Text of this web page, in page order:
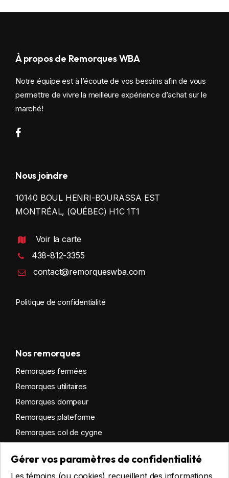
Gérer vos paramètres de confidentialité
Les témoins (ou cookies) recueillent des informations
À propos de Remorques WBA
Notre équipe est à l’écoute de vos besoins afin de vous
permettre de vivre la meilleure expérience d’achat sur le
marché!
Nous joindre
10140 BOUL HENRI-BOURASSA EST
MONTRÉAL, (QUÉBEC) H1C 1T1
Voir la carte
438-812-3355
contact@remorqueswba.com
Politique de confidentialité
Nos remorques
Remorques fermées
Remorques utilitaires
Remorques dompeur
Remorques plateforme
Remorques col de cygne
Remorques sur mesure